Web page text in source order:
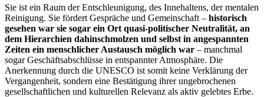
Sie ist ein Raum der Entschleunigung, des Innehaltens, der mentalen
Reinigung. Sie fördert Gespräche und Gemeinschaft – historisch
gesehen war sie sogar ein Ort quasi-politischer Neutralität, an
dem Hierarchien dahinschmolzen und selbst in angespannten
Zeiten ein menschlicher Austausch möglich war – manchmal
sogar Geschäftsabschlüsse in entspannter Atmosphäre. Die
Anerkennung durch die UNESCO ist somit keine Verklärung der
Vergangenheit, sondern eine Bestätigung ihrer ungebrochenen
gesellschaftlichen und kulturellen Relevanz als aktiv gelebtes Erbe.